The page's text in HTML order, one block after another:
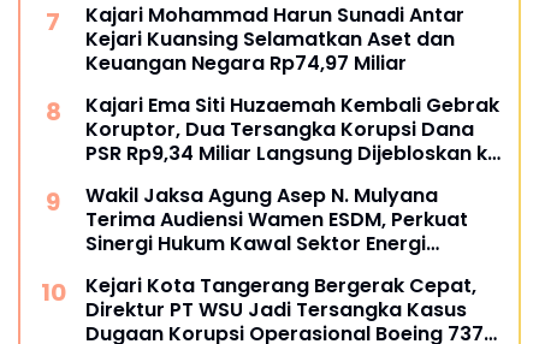
Kajari Mohammad Harun Sunadi Antar
Kejari Kuansing Selamatkan Aset dan
Keuangan Negara Rp74,97 Miliar
Kajari Ema Siti Huzaemah Kembali Gebrak
Koruptor, Dua Tersangka Korupsi Dana
PSR Rp9,34 Miliar Langsung Dijebloskan ke
Wakil Jaksa Agung Asep N. Mulyana
Terima Audiensi Wamen ESDM, Perkuat
Sinergi Hukum Kawal Sektor Energi
Kejari Kota Tangerang Bergerak Cepat,
Direktur PT WSU Jadi Tersangka Kasus
Dugaan Korupsi Operasional Boeing 737-